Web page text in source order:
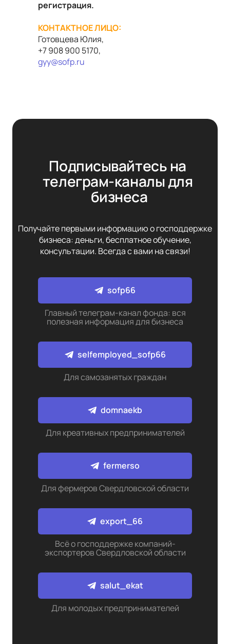
регистрация.
КОНТАКТНОЕ ЛИЦО:
Готовцева Юлия,
+7 908 900 5170,
gyy@sofp.ru
Подписывайтесь на
телеграм-каналы для
бизнеса
Получайте первыми информацию о господдержке
бизнеса: деньги, бесплатное обучение,
консультации. Всегда с вами на связи!
sofp66
Главный телеграм-канал фонда: вся
полезная информация для бизнеса
selfemployed_sofp66
Для самозанятых граждан
domnaekb
Для креативных предпринимателей
fermerso
Для фермеров Свердловской области
export_66
Всё о господдержке компаний-
экспортеров Свердловской области
salut_ekat
Для молодых предпринимателей